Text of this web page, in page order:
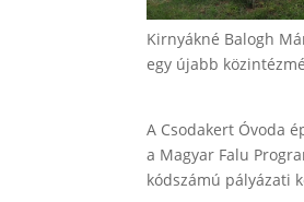
Kirnyákné Balogh
egy újabb
A Csodakert Óvoda
a Magyar Falu
kódszámú pályázati